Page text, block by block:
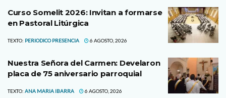
Curso Somelit 2026: Invitan a formarse
en Pastoral Litúrgica
TEXTO: PERIODICO PRESENCIA 6 AGOSTO, 2026
Nuestra Señora del Carmen: Develaron
placa de 75 aniversario parroquial
TEXTO: ANA MARIA IBARRA 6 AGOSTO, 2026